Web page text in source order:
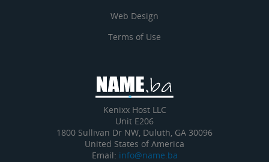
Web Design
Terms of Use
Kenixx Host LLC
Unit E206
1800 Sullivan Dr NW, Duluth, GA 30096
United States of America
Email: info@name.ba